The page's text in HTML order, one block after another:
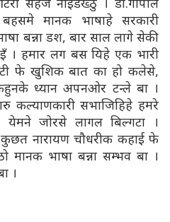
मानक भाषाहे सरकारी
बन्ना डश, बार साल लागे सेकी
। हमार लग बस यिहे एक भारी
फे खुशिक बात का हो कलेसे,
ध्यान अपनओर टन्ले बा ।
कल्याणकारी सभाजिहिहे हमरे
जोरसे लागल बिल्गटा ।
कुछत नारायण चौधरीक कहाई फे
भाषा बन्ना सम्भव बा ।
।